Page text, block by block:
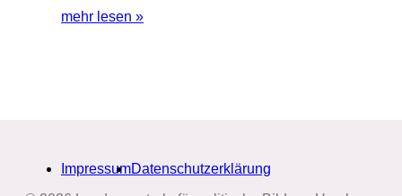
mehr lesen »
ImpressumDatenschutzerklärung